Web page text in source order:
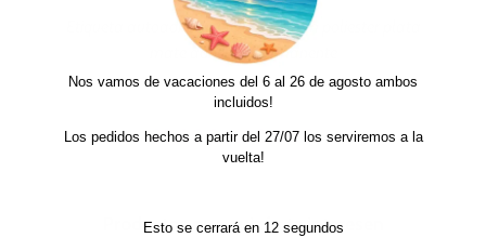
Etiqueta autoadhesiva 100×150 mm poliester plata
mate adhesivo permanente
125,00€-680,00€Rango
hasta
+ IVA
Productos que quizás te interesen
Nos vamos de vacaciones del 6 al 26 de agosto ambos
incluidos!
Los pedidos hechos a partir del 27/07 los serviremos a la
vuelta!
Esto se cerrará en 12segundos